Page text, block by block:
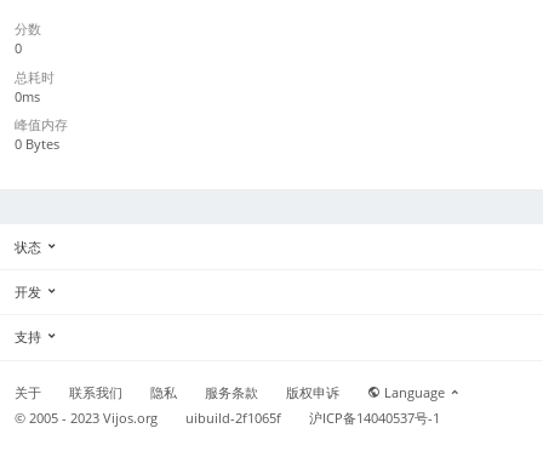
分数
0
总耗时
0ms
峰值内存
0 Bytes
状态
开发
支持
关于 联系我们 隐私 服务条款 版权申诉
Language
© 2005 - 2023Vijos.org uibuild-2f1065f 沪ICP备14040537号-1